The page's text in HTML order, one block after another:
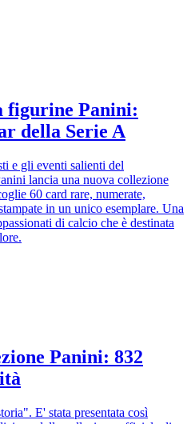
figurine Panini:
della Serie A
e gli eventi salienti del
lancia una nuova collezione
60 card rare, numerate,
in un unico esemplare. Una
di calcio che è destinata
Panini: 832
E' stata presentata così